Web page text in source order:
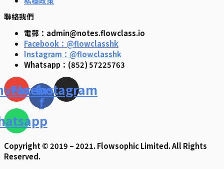
聯絡我們
電郵：admin@notes.flowclass.io
Facebook：@flowclasshk
Instagram：@flowclasshk
Whatsapp：(852) 57225763
Facebook-
f
Instagram
Copyright © 2019 – 2021. Flowsophic Limited. All Rights
Reserved.